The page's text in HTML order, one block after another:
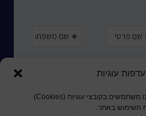
עוגיות
כדי לספק את החוויה הטובה ביותר, אנו משתמשים בקובצי עוגיות (Cookies)
השימוש באתר.